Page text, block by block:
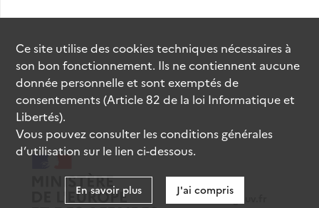
data.gouv.fr
Ce site utilise descookiestechniques nécessaires à
son bon fonctionnement. Ils ne contiennent aucune
donnée personnelle et sont exemptés de
consentements (Article 82 de la loi Informatique et
Libertés).
Vous pouvez consulter les conditions générales
d’utilisation sur le lien ci-dessous.
En savoir plus J'ai compris